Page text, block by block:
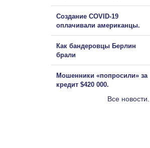
Создание COVID-19
оплачивали американцы.
Как бандеровцы Берлин
брали
Мошенники «попросили» за
кредит $420 000.
Все новости...